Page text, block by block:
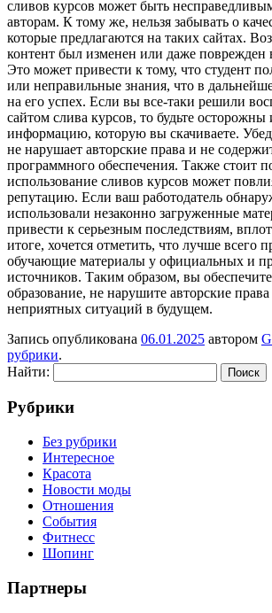
сливов курсов может быть
авторам. К тому же, нельзя забывать о
которые предлагаются на таких сайтах.
контент был изменен или даже поврежден
Это может привести к тому, что студент
или неправильные знания, что в
на его успех. Если вы все-таки решили
сайтом слива курсов, то будьте осторожны
информацию, которую вы скачиваете.
не нарушает авторские права и не
программного обеспечения. Также стоит
использование сливов курсов может
репутацию. Если ваш работодатель
использовали незаконно загруженные
привести к серьезным последствиям,
итоге, хочется отметить, что лучше всего
обучающие материалы у официальных и
источников. Таким образом, вы обеспечите
образование, не нарушите авторские
неприятных ситуаций в будущем.
Запись опубликована 06.01.2025 автором
рубрики.
Найти:
Рубрики
Без рубрики
Интересное
Красота
Новости моды
Отношения
События
Фитнесс
Шопинг
Партнеры